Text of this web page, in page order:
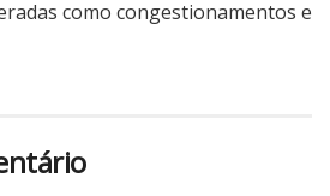
como congestionamentos e